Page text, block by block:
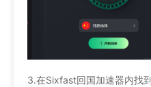
3.在Sixfast回国加速器内找